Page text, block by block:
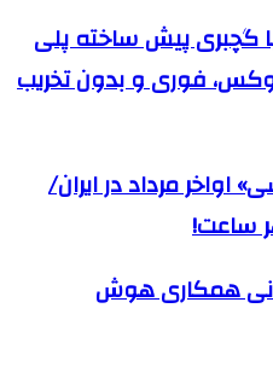
گچبری پیش ساخته پلی
فوری و بدون تخریب
مرداد در ایران/
همکاری هوش